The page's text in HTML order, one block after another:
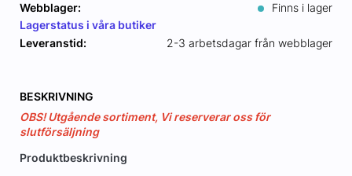
Webblager:
Finns i lager
Lagerstatus i våra butiker
Leveranstid:
2-3 arbetsdagar från webblager
BESKRIVNING
OBS! Utgående sortiment, Vi reserverar oss för
slutförsäljning
Produktbeskrivning